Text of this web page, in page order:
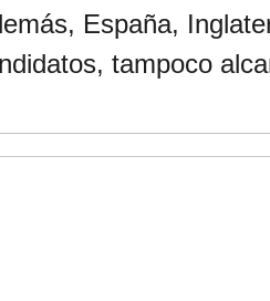
España,
tampoco